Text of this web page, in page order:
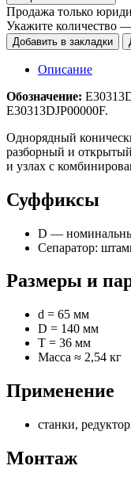
Продажа только
Укажите количество
Добавить в закладки
Описание
Обозначение:
E30313DJP00000F.
Однорядный
разборный и
и узлах с
Суффиксы
D —
Сепаратор:
Размеры и
d = 65 мм
D = 140 мм
T = 36 мм
Масса ≈ 2,54 кг
Применение
станки,
Монтаж